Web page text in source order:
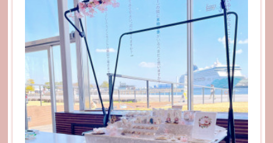
15周年個展〜Sweetie〜
┈┈┈ ❁ ❁ ❁ ┈┈┈ *mofu mofu usagi*15周年個展